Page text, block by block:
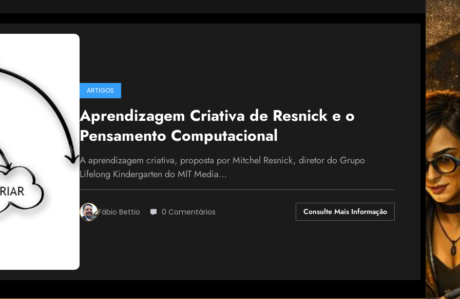
ARTIGOS
Aprendizagem Criativa de Resnick e o
Pensamento Computacional
A aprendizagem criativa, proposta por Mitchel Resnick, diretor do Grupo
Lifelong Kindergarten do MIT Media…
Fábio Bettio 0 Comentários Consulte Mais Informação